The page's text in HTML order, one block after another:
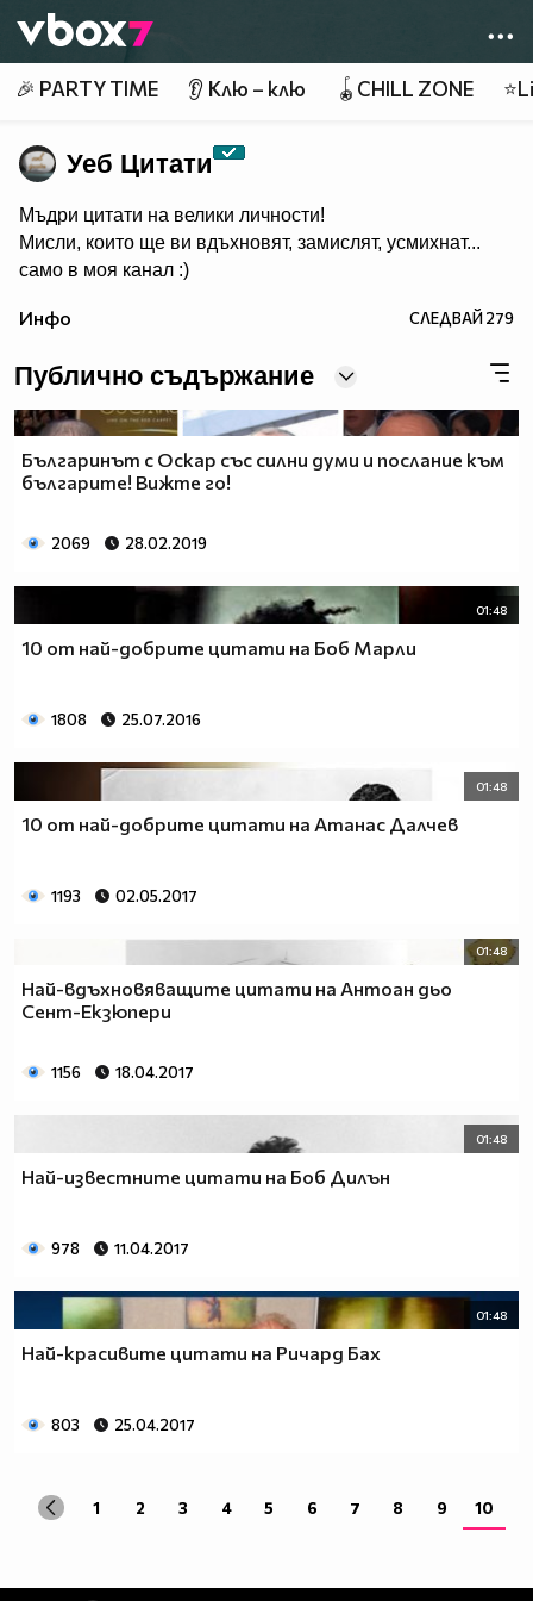
👾
🎉 PARTY TIME 👂 Клю – клю 🪀CHILL ZONE
Уеб Цитати
Мъдри цитати на велики личности!
Мисли, които ще ви вдъхновят, замислят, усмихнат...
само в моя канал :)
Инфо СЛЕДВАЙ279
Публично съдържание
Българинът с Оскар със силни думи и послание към
българите! Вижте го!
2069 28.02.2019
01:48
10 от най-добрите цитати на Боб Марли
1808 25.07.2016
01:48
10 от най-добрите цитати на Атанас Далчев
1193 02.05.2017
01:48
Най-вдъхновяващите цитати на Антоан дьо
Сент-Екзюпери
1156 18.04.2017
01:48
Най-известните цитати на Боб Дилън
978 11.04.2017
01:48
Най-красивите цитати на Ричард Бах
803 25.04.2017
1 2 3 4 5 6 7 8 9 10